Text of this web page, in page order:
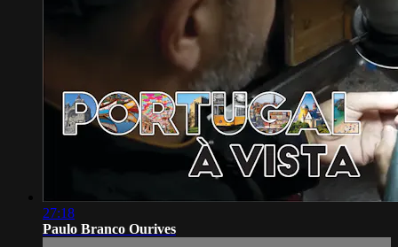
27:18
Paulo Branco Ourives